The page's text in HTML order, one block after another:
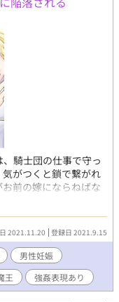
騎士団の仕事で守っ
がつくと鎖で繋がれ
前の嫁にならねばな
愛から始まる男らし
活。 ※本編→番外編→
→終章·魔王と勇者編
に… ○１１２２の日お
22544245/
お話追加しました。
2021.11.20 登録日 2021.9.15
男性妊娠
王 強姦表現あり